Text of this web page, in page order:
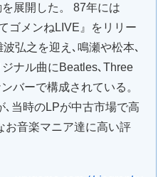
展開した。 87年には
ゴメンねLIVE』をリリー
弘之を迎え､鳴瀬や松本､
ナル曲にBeatles､Three
バーで構成されている。
､当時のLPが中古市場で高
お音楽マニア達に高い評